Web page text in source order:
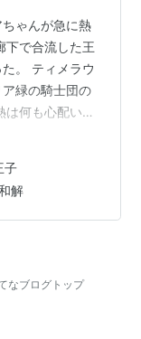
ゃんが急に熱
下で合流した王
。 ティメラウ
緑の騎士団の
何も心配いら
発するための
でティアの部
らった ティア
ティメラウス卿
子
解
なブログトップ